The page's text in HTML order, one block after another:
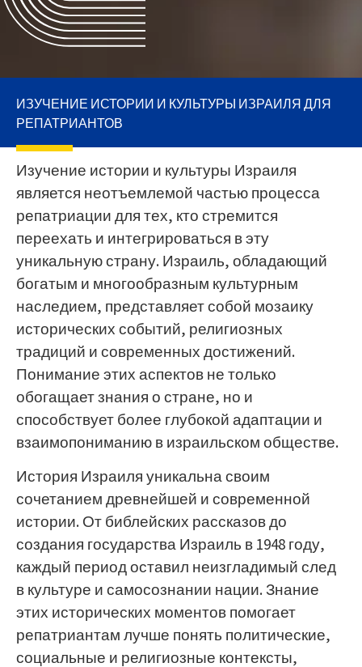
ИЗУЧЕНИЕ ИСТОРИИ И КУЛЬТУРЫ ИЗРАИЛЯ ДЛЯ
РЕПАТРИАНТОВ
Изучение истории и культуры Израиля
является неотъемлемой частью процесса
репатриации для тех, кто стремится
переехать и интегрироваться в эту
уникальную страну. Израиль, обладающий
богатым и многообразным культурным
наследием, представляет собой мозаику
исторических событий, религиозных
традиций и современных достижений.
Понимание этих аспектов не только
обогащает знания о стране, но и
способствует более глубокой адаптации и
взаимопониманию в израильском обществе.
История Израиля уникальна своим
сочетанием древнейшей и современной
истории. От библейских рассказов до
создания государства Израиль в 1948 году,
каждый период оставил неизгладимый след
в культуре и самосознании нации. Знание
этих исторических моментов помогает
репатриантам лучше понять политические,
социальные и религиозные контексты,